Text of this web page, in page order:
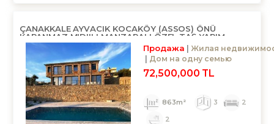
ÇANAKKALE AYVACIK KOCAKÖY (ASSOS) ÖNÜ
KAPANMAZ MIDIILI MANZARALI ÖZEL TAŞ YAPIM
MÜSTAKİL EV
Продажа
Жилая
Дом на одну семью
72,500,000 TL
863m² 3
2
2